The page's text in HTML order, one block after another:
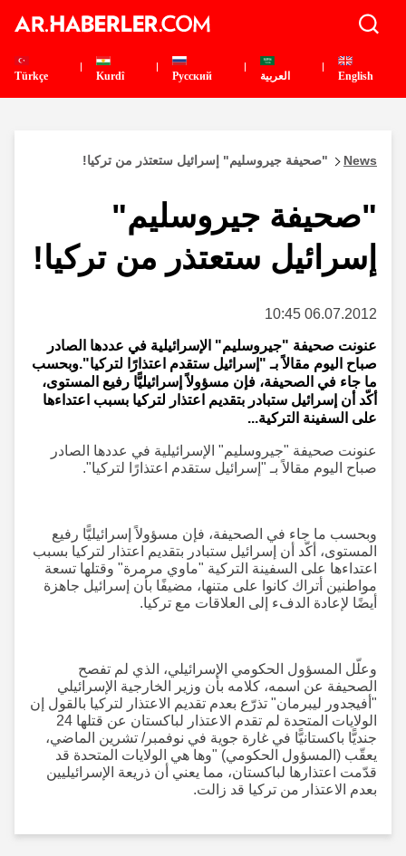
English العربية Pусский
Kurdî
Türkçe
News "صحيفة جيروسليم" إسرائيل ستعتذر من تركيا!
"صحيفة جيروسليم"
إسرائيل ستعتذر من تركيا!
06.07.2012 10:45
عنونت صحيفة "جيروسليم" الإسرائيلية في عددها الصادر
صباح اليوم مقالاً بـ "إسرائيل ستقدم اعتذارًا لتركيا".وبحسب
ما جاء في الصحيفة، فإن مسؤولاً إسرائيليًّا رفيع المستوى،
أكّد أن إسرائيل ستبادر بتقديم اعتذار لتركيا بسبب اعتداءها
على السفينة التركية...
عنونت صحيفة "جيروسليم" الإسرائيلية في عددها الصادر
صباح اليوم مقالاً بـ "إسرائيل ستقدم اعتذارًا لتركيا".
وبحسب ما جاء في الصحيفة، فإن مسؤولاً إسرائيليًّا رفيع
المستوى، أكّد أن إسرائيل ستبادر بتقديم اعتذار لتركيا بسبب
اعتداءها على السفينة التركية "ماوي مرمرة" وقتلها تسعة
مواطنين أتراك كانوا على متنها، مضيفًا بأن إسرائيل جاهزة
أيضًا لإعادة الدفء إلى العلاقات مع تركيا.
وعلّل المسؤول الحكومي الإسرائيلي، الذي لم تفصح
الصحيفة عن اسمه، كلامه بأن وزير الخارجية الإسرائيلي
"أفيجدور ليبرمان" تذرّع بعدم تقديم الاعتذار لتركيا بالقول إن
الولايات المتحدة لم تقدم الاعتذار لباكستان عن قتلها 24
جنديًّا باكستانيًّا في غارة جوية في نوفمبر/ تشرين الماضي،
يعقّب (المسؤول الحكومي) "وها هي الولايات المتحدة قد
قدّمت اعتذارها لباكستان، مما يعني أن ذريعة الإسرائيليين
بعدم الاعتذار من تركيا قد زالت.